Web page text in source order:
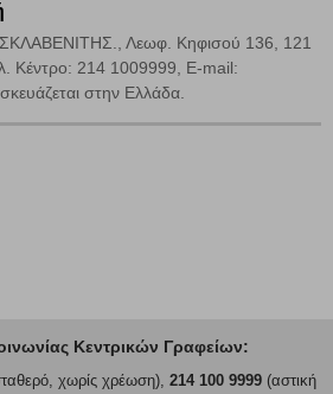
ΣΚΛΑΒΕΝΙΤΗΣ., Λεωφ. Κηφισού 136, 121
Κέντρο: 214 1009999, E-mail:
στην Ελλάδα.
Κεντρικών Γραφείων:
χωρίς χρέωση), 214 100 9999(αστική